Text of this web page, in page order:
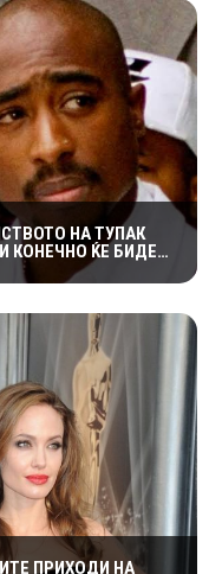
НА ТУПАК
КОНЕЧНО ЌЕ БИДЕ
ПРИХОДИ НА